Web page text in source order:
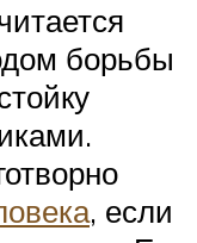
борьбы
, если